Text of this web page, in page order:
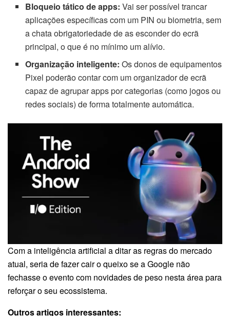
Bloqueio tático de apps: Vai ser possível trancar
aplicações específicas com um PIN ou biometria, sem
a chata obrigatoriedade de as esconder do ecrã
principal, o que é no mínimo um alívio.
Organização inteligente: Os donos de equipamentos
Pixel poderão contar com um organizador de ecrã
capaz de agrupar apps por categorias (como jogos ou
redes sociais) de forma totalmente automática.
Com a inteligência artificial a ditar as regras do mercado
atual, seria de fazer cair o queixo se a Google não
fechasse o evento com novidades de peso nesta área para
reforçar o seu ecossistema.
Outros artigos interessantes: